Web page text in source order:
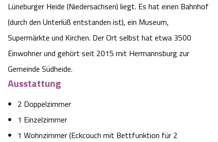
Shop
Naturhotels
Urlaub auf dem Bauernhof
Das verrückte Haus
Adventure District Bispingen
Unterkünfte
Lüneburger Heide (Niedersachsen) liegt. Es hat einen Bahnhof
(durch den Unterlüß entstanden ist), ein Museum,
Supermärkte und Kirchen. Der Ort selbst hat etwa 3500
Einwohner und gehört seit 2015 mit Hermannsburg zur
Gemeinde Südheide.
Ausstattung
2 Doppelzimmer
1 Einzelzimmer
1 Wohnzimmer (Eckcouch mit Bettfunktion für 2